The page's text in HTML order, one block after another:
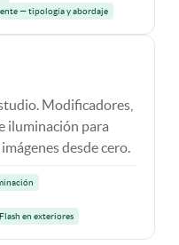
— tipología y abordaje
Modificadores,
iluminación para
desde cero.
Flash en exteriores